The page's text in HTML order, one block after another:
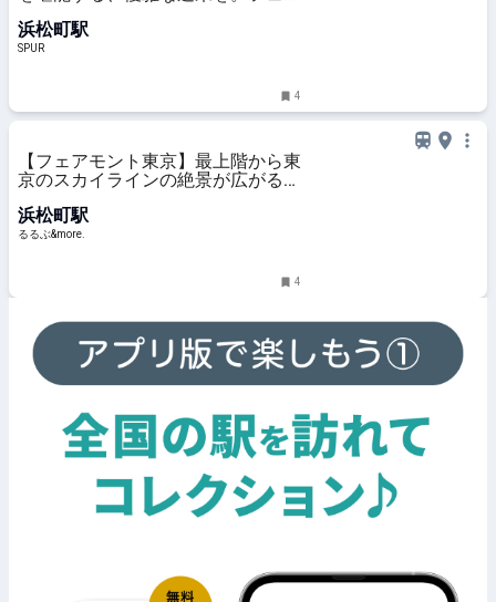
ンデーブランチ」がスタート - ライ
フスタイルニュース | SPUR
浜松町駅
SPUR
4
【フェアモント東京】最上階から東
京のスカイラインの絶景が広がる！
｜るるぶ&more.
浜松町駅
るるぶ&more.
4